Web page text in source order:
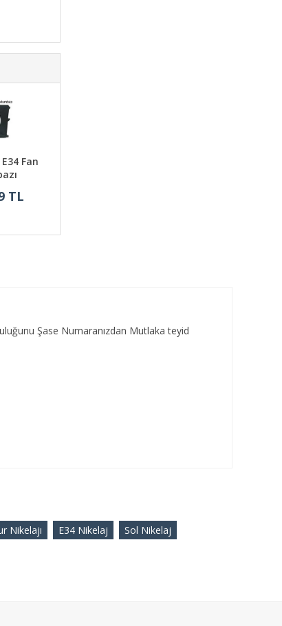
Fan
TL
Şase Numaranızdan Mutlaka teyid
Nikelajı E34 Nikelaj Sol Nikelaj